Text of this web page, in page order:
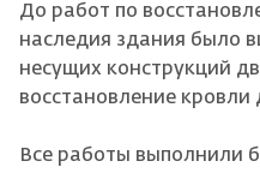
До работ по
наследия здания было
несущих конструкций
восстановление
Все работы выполнили